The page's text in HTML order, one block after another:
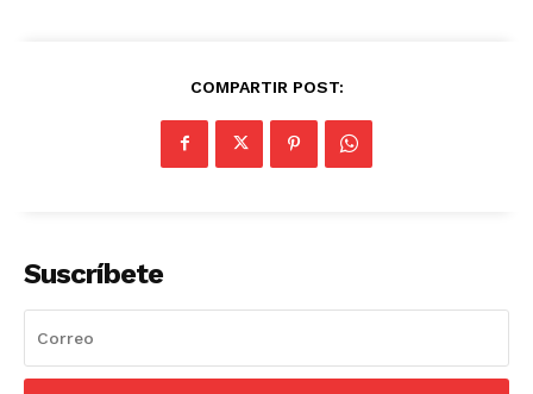
COMPARTIR POST:
Suscríbete